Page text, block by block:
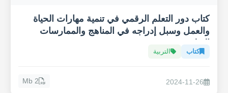
كتاب دور التعلم الرقمي في تنمية مهارات الحياة
والعمل وسبل إدراجه في المناهج والممارسات
كتاب التربية
2024-11-26
2 Mb